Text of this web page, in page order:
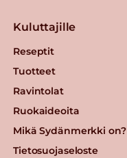
Kuluttajille
Reseptit
Tuotteet
Ravintolat
Ruokaideoita
Mikä Sydänmerkki on?
Tietosuojaseloste